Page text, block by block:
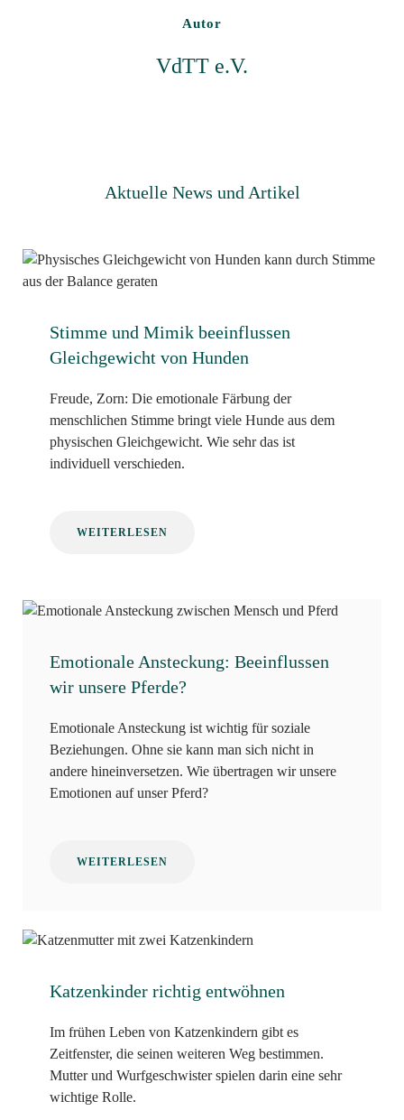
Autor
VdTT e.V.
Aktuelle News und Artikel
Stimme und Mimik beeinflussen
Gleichgewicht von Hunden
Freude, Zorn: Die emotionale Färbung der
menschlichen Stimme bringt viele Hunde aus dem
physischen Gleichgewicht. Wie sehr das ist
individuell verschieden.
WEITERLESEN
Emotionale Ansteckung: Beeinflussen
wir unsere Pferde?
Emotionale Ansteckung ist wichtig für soziale
Beziehungen. Ohne sie kann man sich nicht in
andere hineinversetzen. Wie übertragen wir unsere
Emotionen auf unser Pferd?
WEITERLESEN
Katzenkinder richtig entwöhnen
Im frühen Leben von Katzenkindern gibt es
Zeitfenster, die seinen weiteren Weg bestimmen.
Mutter und Wurfgeschwister spielen darin eine sehr
wichtige Rolle.